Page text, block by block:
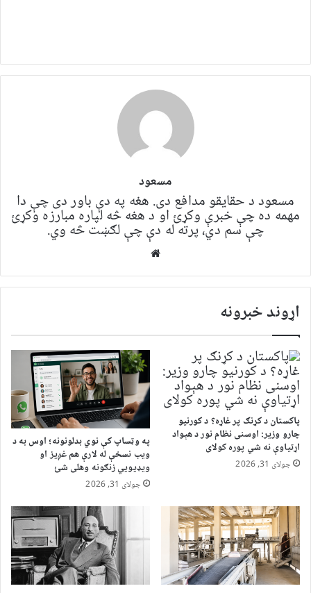
مسعود
مسعود د حقایقو مدافع دی. هغه په ​​​​دې باور دی چې دا
مهمه ده چې خبرې وکړئ او د هغه څه لپاره مبارزه وکړئ
چې سم دي، پرته له دې چې لګښت څه وي.
اړوند خبرونه
پاکستان د کړنګ پر غاړه؟ د کورنیو
چارو وزیر: اوسنی نظام نور د هېواد
اړتیاوې نه شي پوره کولای
جولای 31, 2026
په وټساپ کې نوي بدلونونه؛ اوس به د
ویب نسخې له لارې هم غږیز او
ویډیويي زنګونه وهلی شئ
جولای 31, 2026